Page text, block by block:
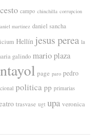
campo chinchilla corrupcion
martinez daniel sancha
Hellín jesus perea la
galindo mario plaza
page paro pedro
politica pp primarias
trasvase ugt upa veronica